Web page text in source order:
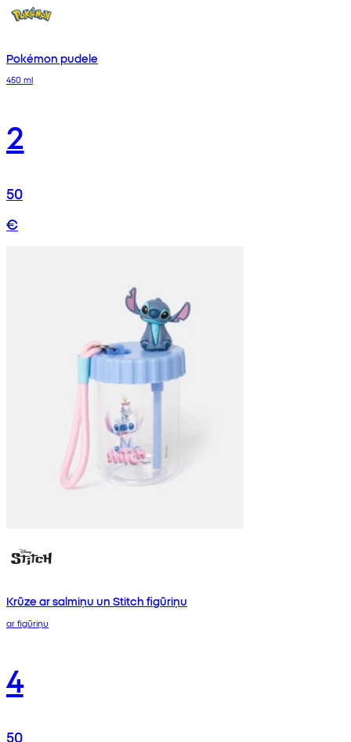
Pokémon pudele
450 ml
2
50
€
Krūze ar salmiņu un Stitch figūriņu
ar figūriņu
4
50